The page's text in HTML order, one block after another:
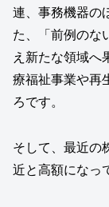
連、事務機器の
た、「前例のな
え新たな領域へ
療福祉事業や再
ろです。
そして、最近の
近と高額になっ